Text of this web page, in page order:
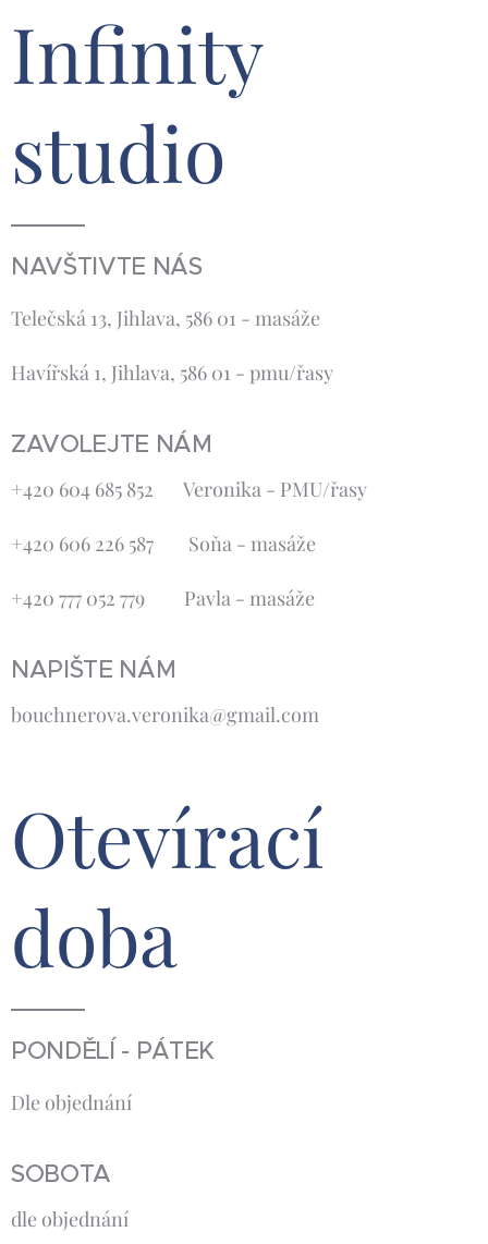
Infinity
studio
NAVŠTIVTE NÁS
Telečská 13, Jihlava, 586 01 - masáže
Havířská 1, Jihlava, 586 01 - pmu/řasy
ZAVOLEJTE NÁM
+420 604 685 852 Veronika - PMU/řasy
+420 606 226 587 Soňa - masáže
+420 777 052 779 Pavla - masáže
NAPIŠTE NÁM
bouchnerova.veronika@gmail.com
Otevírací
doba
PONDĚLÍ - PÁTEK
Dle objednání
SOBOTA
dle objednání